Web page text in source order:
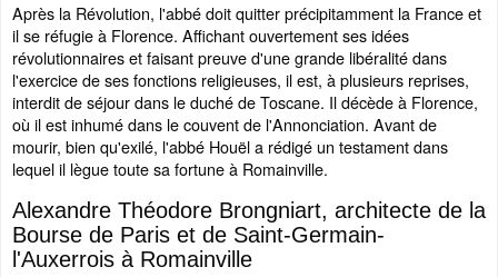
Après la Révolution, l'abbé doit quitter précipitamment la France et
il se réfugie à Florence. Affichant ouvertement ses idées
révolutionnaires et faisant preuve d'une grande libéralité dans
l'exercice de ses fonctions religieuses, il est, à plusieurs reprises,
interdit de séjour dans le duché de Toscane. Il décède à Florence,
où il est inhumé dans le couvent de l'Annonciation. Avant de
mourir, bien qu'exilé, l'abbé Houël a rédigé un testament dans
lequel il lègue toute sa fortune à Romainville.
Alexandre Théodore Brongniart, architecte de la
Bourse de Paris et de Saint-Germain-
l'Auxerrois à Romainville